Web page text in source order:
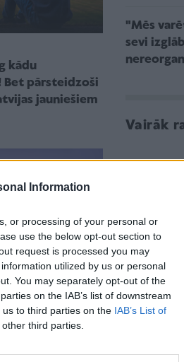
Information
or processing of your personal or
use the below opt-out section to
request is processed you may
utilized by us or personal
You may separately opt-out of the
on the IAB’s list of downstream
to third parties on the IAB’s List of
third parties.
kādu
Bet pārsteidzoši
jauniešiem
par
darba lapas
ar garīga
"Mēs
sevi
Vairāk
Ukraina
Kur
Drošība